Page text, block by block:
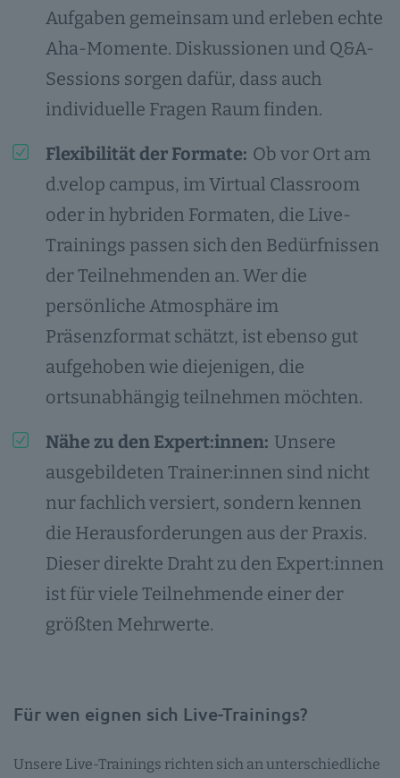
Aufgaben gemeinsam und erleben echte
Aha-Momente. Diskussionen und Q&A-
Sessions sorgen dafür, dass auch
individuelle Fragen Raum finden.
Flexibilität der Formate: Ob vor Ort am
d.velop campus, im Virtual Classroom
oder in hybriden Formaten, die Live-
Trainings passen sich den Bedürfnissen
der Teilnehmenden an. Wer die
persönliche Atmosphäre im
Präsenzformat schätzt, ist ebenso gut
aufgehoben wie diejenigen, die
ortsunabhängig teilnehmen möchten.
Nähe zu den Expert:innen: Unsere
ausgebildeten Trainer:innen sind nicht
nur fachlich versiert, sondern kennen
die Herausforderungen aus der Praxis.
Dieser direkte Draht zu den Expert:innen
ist für viele Teilnehmende einer der
größten Mehrwerte.
Für wen eignen sich Live-Trainings?
Unsere Live-Trainings richten sich an unterschiedliche